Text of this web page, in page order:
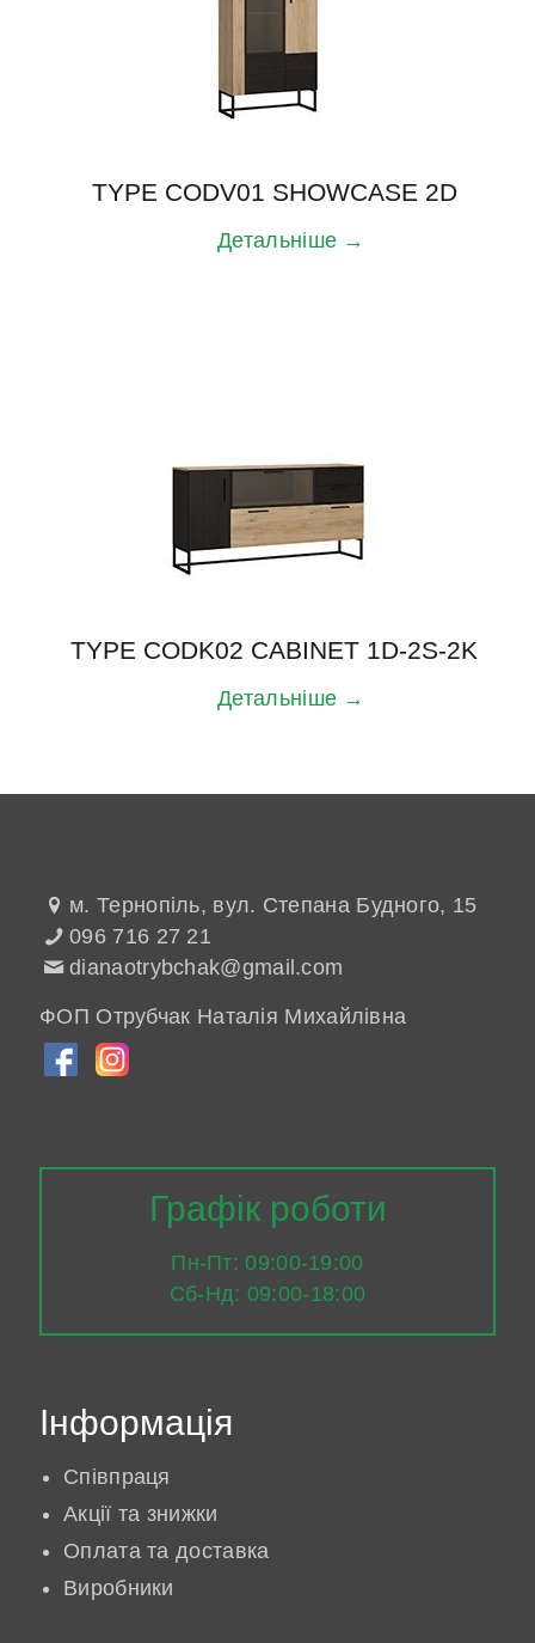
TYPE CODV01 SHOWCASE 2D
Детальніше →
TYPE CODK02 CABINET 1D-2S-2K
Детальніше →
м. Тернопіль, вул. Степана Будного, 15
096 716 27 21
dianaotrybchak@gmail.com
ФОП Отрубчак Наталія Михайлівна
Графік роботи
Пн-Пт: 09:00-19:00
Сб-Нд: 09:00-18:00
Інформація
Співпраця
Акції та знижки
Оплата та доставка
Виробники